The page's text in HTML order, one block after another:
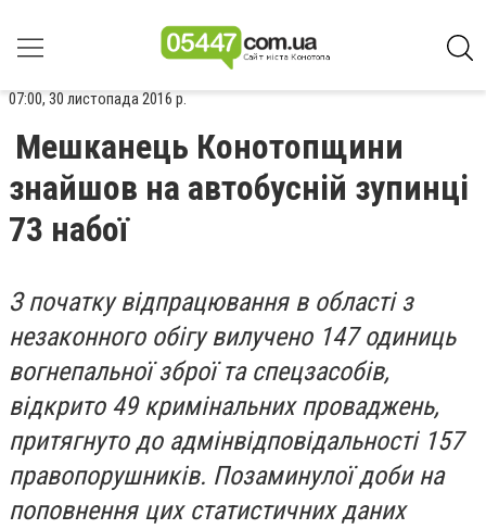
07:00, 30 листопада 2016 р.
Мешканець Конотопщини
знайшов на автобусній зупинці
73 набої
З початку відпрацювання в області з
незаконного обігу вилучено 147 одиниць
вогнепальної зброї та спецзасобів,
відкрито 49 кримінальних проваджень,
притягнуто до адмінвідповідальності 157
правопорушників. Позаминулої доби на
поповнення цих статистичних даних